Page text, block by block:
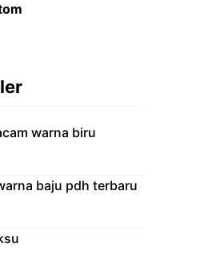
warna biru
baju pdh terbaru